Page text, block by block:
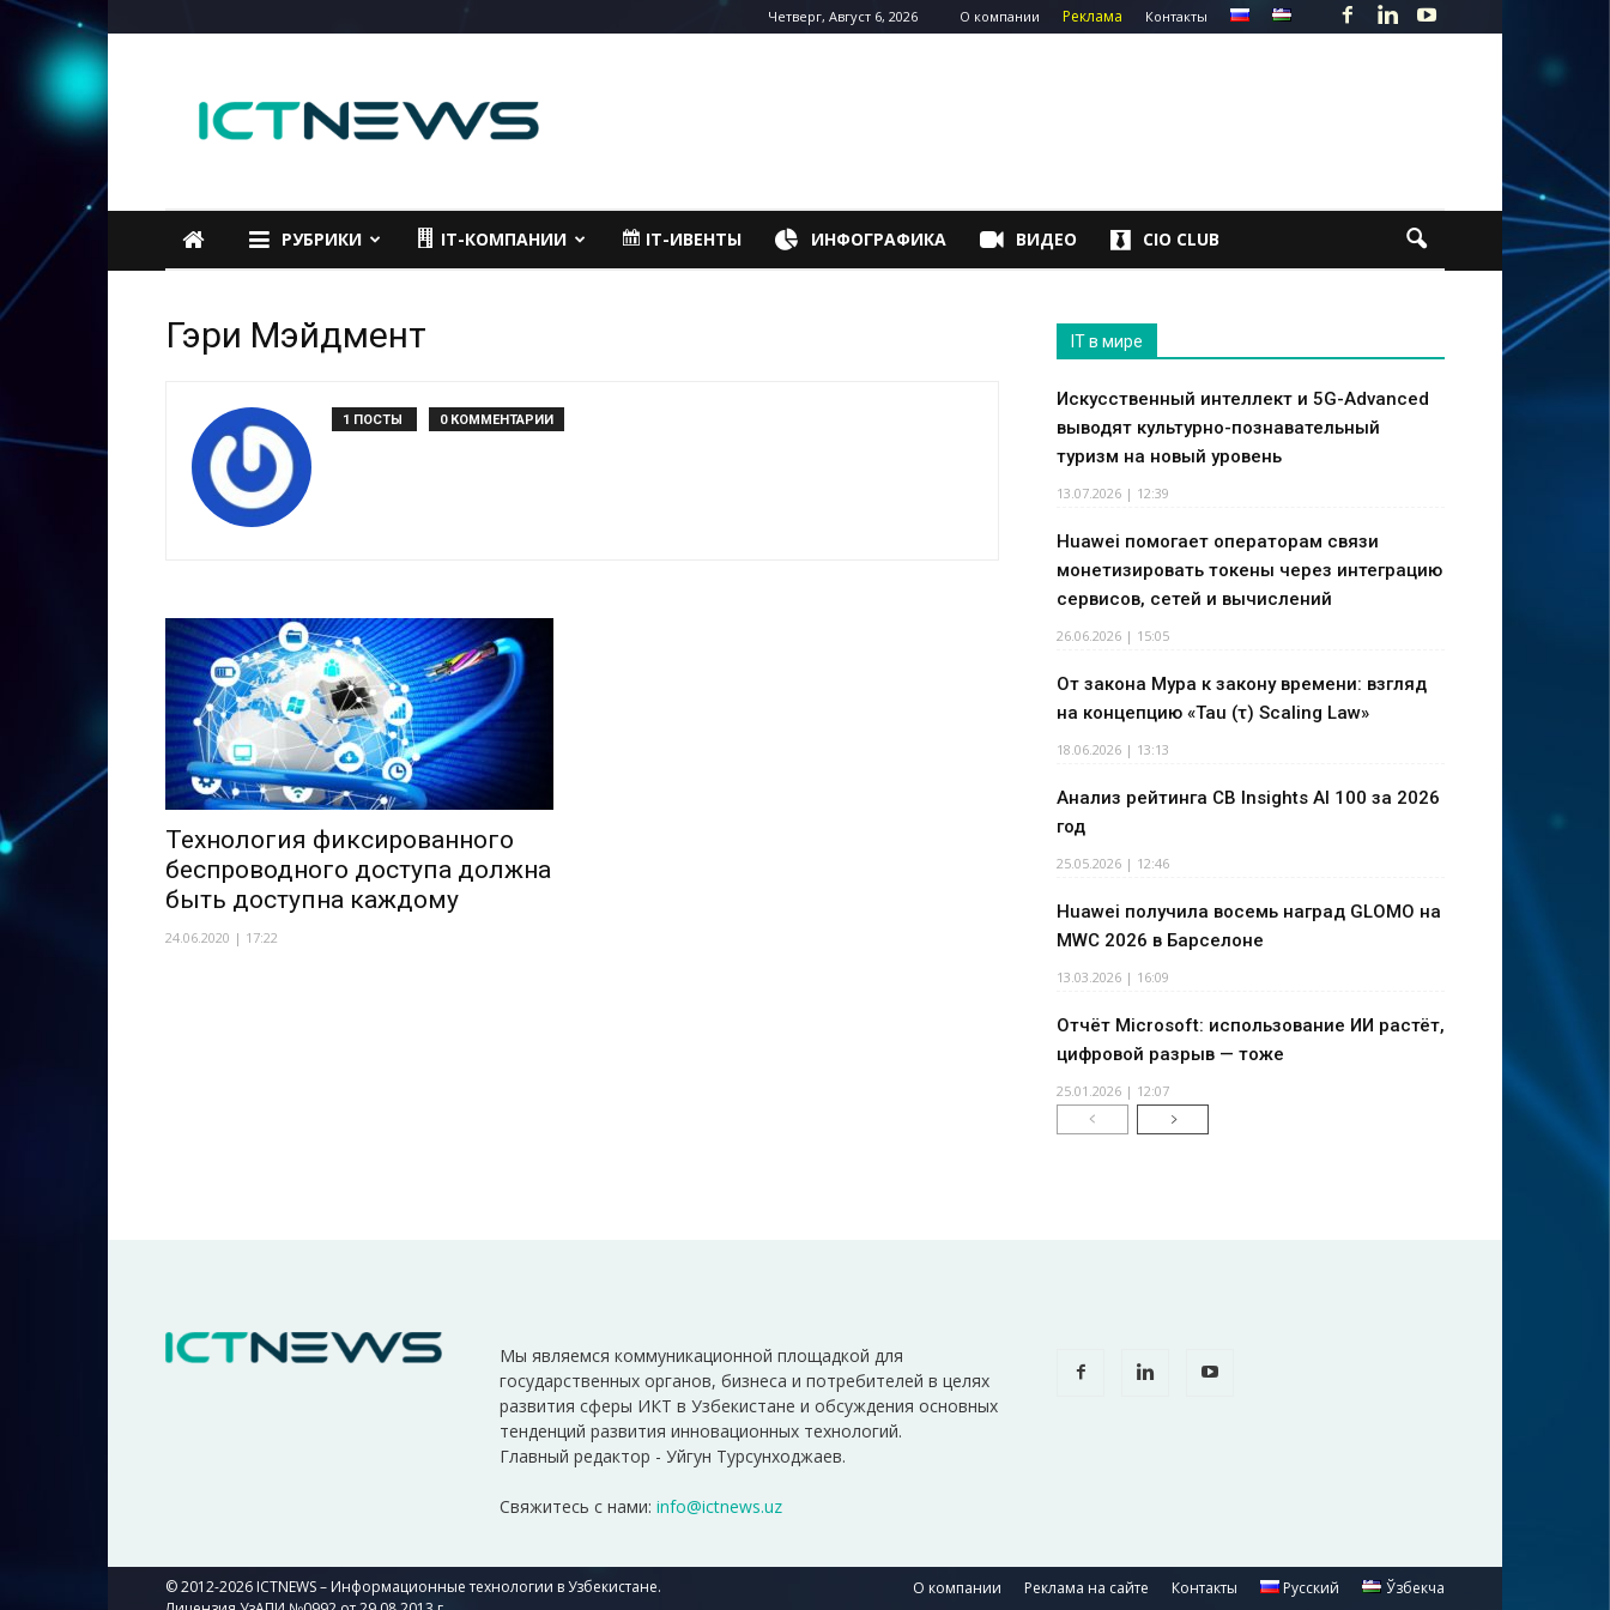
Четверг, Август 6, 2026 О компании Реклама Контакты
РУБРИКИ IT-КОМПАНИИ IT-ИВЕНТЫ ИНФОГРАФИКА ВИДЕО CIO CLUB
Гэри Мэйдмент
1 ПОСТЫ 0 КОММЕНТАРИИ
Технология фиксированного
беспроводного доступа должна
быть доступна каждому
24.06.2020 | 17:22
IT в мире
Искусственный интеллект и 5G-Advanced
выводят культурно-познавательный
туризм на новый уровень
13.07.2026 | 12:39
Huawei помогает операторам связи
монетизировать токены через интеграцию
сервисов, сетей и вычислений
26.06.2026 | 15:05
От закона Мура к закону времени: взгляд
на концепцию «Tau (τ) Scaling Law»
18.06.2026 | 13:13
Анализ рейтинга CB Insights AI 100 за 2026
год
25.05.2026 | 12:46
Huawei получила восемь наград GLOMO на
MWC 2026 в Барселоне
13.03.2026 | 16:09
Отчёт Microsoft: использование ИИ растёт,
цифровой разрыв — тоже
25.01.2026 | 12:07
Мы являемся коммуникационной площадкой для
государственных органов, бизнеса и потребителей в целях
развития сферы ИКТ в Узбекистане и обсуждения основных
тенденций развития инновационных технологий.
Главный редактор - Уйгун Турсунходжаев.
Свяжитесь с нами: info@ictnews.uz
О компании Реклама на сайте Контакты Русский Ўзбекча
© 2012-2026 ICTNEWS – Информационные технологии в Узбекистане.